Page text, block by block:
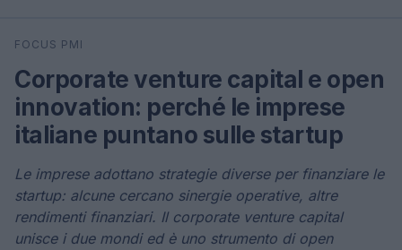
Cerca
FOCUS PMI
Corporate venture capital e open
innovation: perché le imprese
italiane puntano sulle startup
Le imprese adottano strategie diverse per finanziare le
startup: alcune cercano sinergie operative, altre
rendimenti finanziari. Il corporate venture capital
unisce i due mondi ed è uno strumento di open